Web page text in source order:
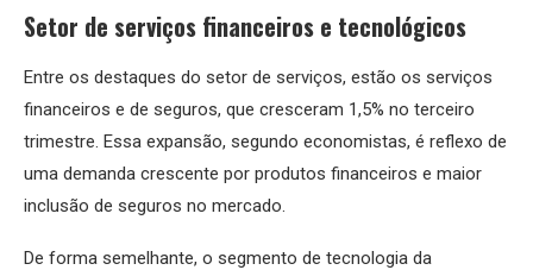
Setor de serviços financeiros e tecnológicos
Entre os destaques do setor de serviços, estão os serviços
financeiros e de seguros, que cresceram 1,5% no terceiro
trimestre. Essa expansão, segundo economistas, é reflexo de
uma demanda crescente por produtos financeiros e maior
inclusão de seguros no mercado.
De forma semelhante, o segmento de tecnologia da